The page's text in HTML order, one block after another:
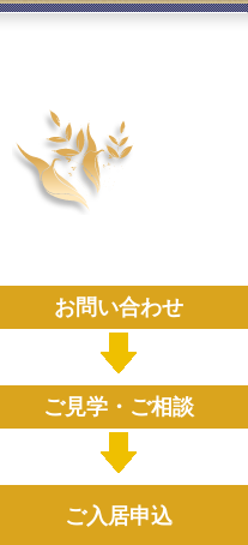
お問い合わせ
ご見学・ご相談
ご入居申込